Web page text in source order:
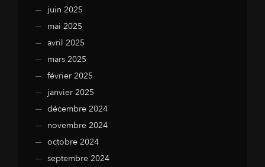
juin 2025
mai 2025
avril 2025
mars 2025
février 2025
janvier 2025
décembre 2024
novembre 2024
octobre 2024
septembre 2024